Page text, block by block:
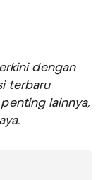
dengan
terbaru
lainnya,